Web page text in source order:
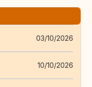
03/10/2026
10/10/2026